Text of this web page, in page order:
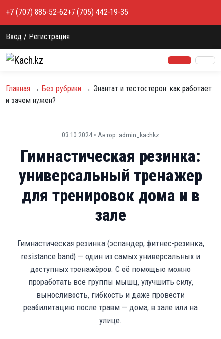
+7 (707) 885-52-62+7 (705) 442-19-35
Вход / Регистрация
Главная → Без рубрики → Энантат и тестостерон: как работает
и зачем нужен?
03.10.2024 • Автор: admin_kachkz
Гимнастическая резинка:
универсальный тренажер
для тренировок дома и в
зале
Гимнастическая резинка (эспандер, фитнес-резинка,
resistance band) — один из самых универсальных и
доступных тренажёров. С её помощью можно
проработать все группы мышц, улучшить силу,
выносливость, гибкость и даже провести
реабилитацию после травм — дома, в зале или на
улице.